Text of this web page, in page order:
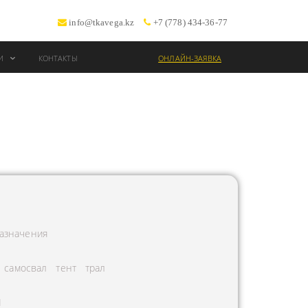
info@tkavega.kz +7 (778) 434-36-77
КОНТАКТЫ ОНЛАЙН-ЗАЯВКА
самосвал тент трал